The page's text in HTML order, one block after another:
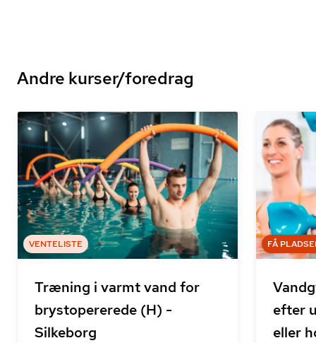
Andre kurser/foredrag
VENTELISTE
Træning i varmt vand for
brystopererede (H) -
Silkeborg
FÅ
efter
eller